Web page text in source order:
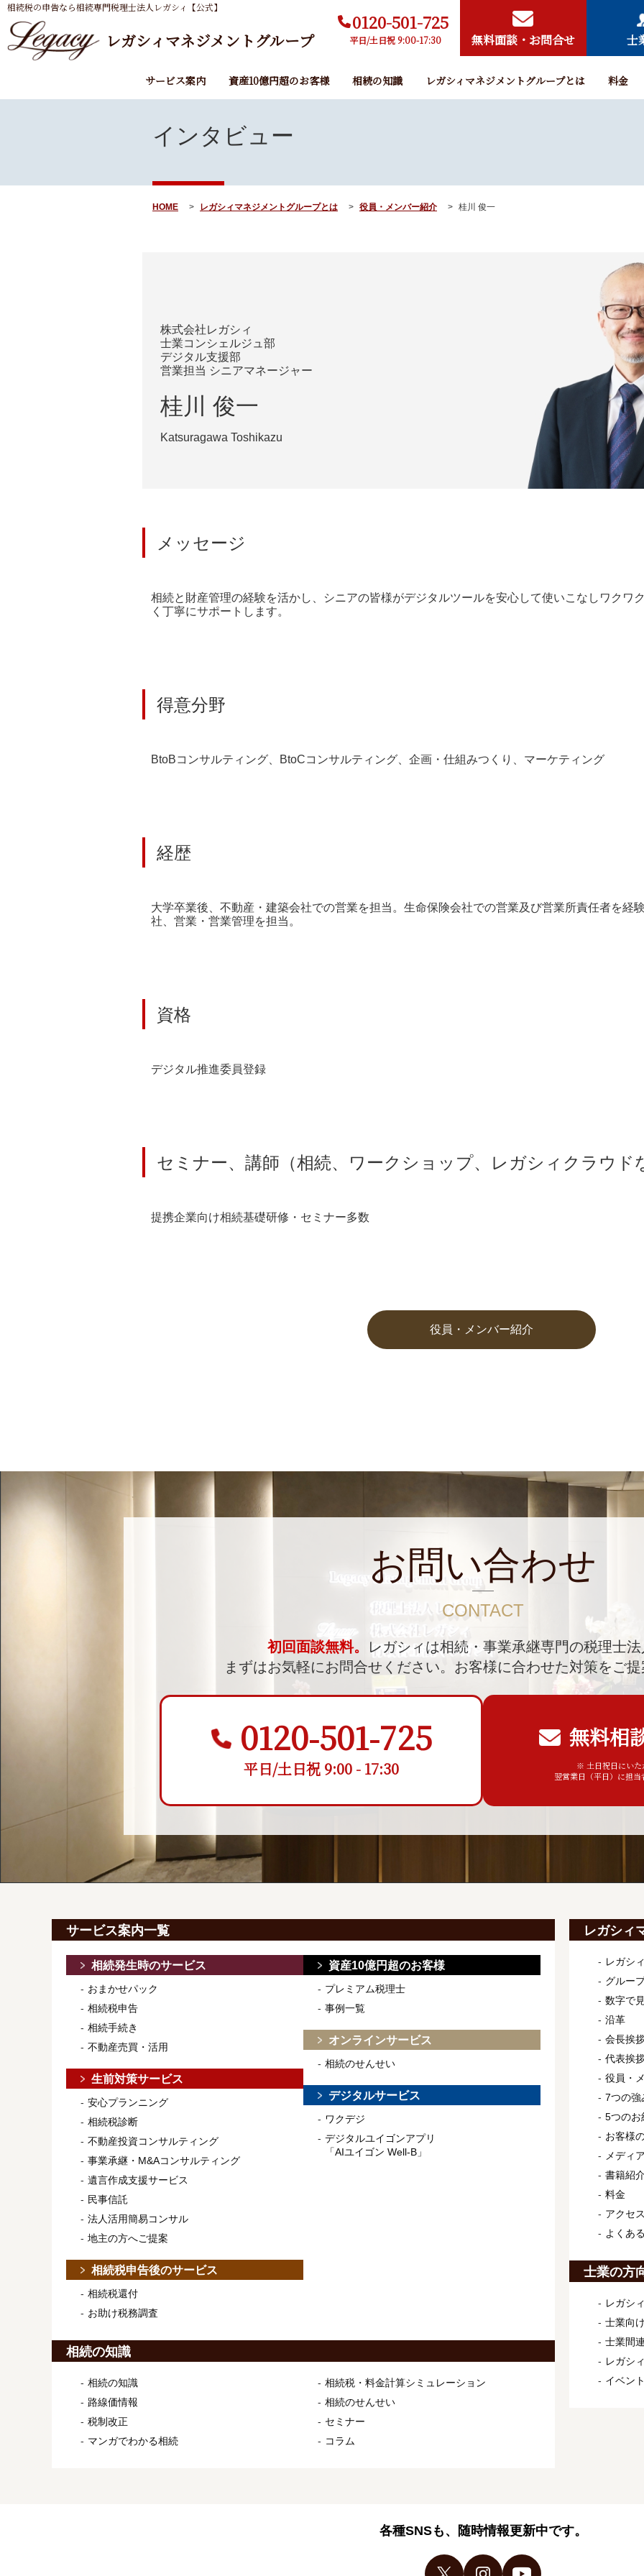
相続税の申告なら相続専門税理士法人レガシィ【公式】
レガシィマネジメントグループ
0120-501-725
平日/土日祝 9:00-17:30 無料面談・お問合せ 士
サービス案内 資産10億円超のお客様 相続の知識 レガシィマネジメントグループとは 料金
インタビュー
HOME レガシィマネジメントグループとは 役員・メンバー紹介 桂川 俊一
株式会社レガシィ
士業コンシェルジュ部
デジタル支援部
営業担当 シニアマネージャー
桂川 俊一
Katsuragawa Toshikazu
メッセージ
相続と財産管理の経験を活かし、シニアの皆様がデジタルツールを安心して使いこなしワクワ
く丁寧にサポートします。
得意分野
BtoBコンサルティング、BtoCコンサルティング、企画・仕組みつくり、マーケティング
経歴
大学卒業後、不動産・建築会社での営業を担当。生命保険会社での営業及び営業所責任者を経
社、営業・営業管理を担当。
資格
デジタル推進委員登録
セミナー、講師（相続、ワークショップ、レガシィクラウド
提携企業向け相続基礎研修・セミナー多数
役員・メンバー紹介
お問い合わせ
CONTACT
初回面談無料。
レガシィは相続・事業承継専門の税理士
まずはお気軽にお問合せください。 お客様に合わせた対策をご
0120-501-725
平日/土日祝 9:00 - 17:30
無料相
※ 土日祝日にいた
翌営業日（平日）に担
サービス案内一覧
相続発生時のサービス
おまかせパック
相続税申告
相続手続き
不動産売買・活用
生前対策サービス
安心プランニング
相続税診断
不動産投資コンサルティング
事業承継・M&Aコンサルティング
遺言作成支援サービス
民事信託
法人活用簡易コンサル
地主の方へご提案
相続税申告後のサービス
相続税還付
お助け税務調査
資産10億円超のお客様
プレミアム税理士
事例一覧
オンラインサービス
相続のせんせい
デジタルサービス
ワクデジ
デジタルユイゴンアプリ
「AIユイゴン Well-B」
相続の知識
相続の知識
路線価情報
税制改正
マンガでわかる相続
相続税・料金計算シミュレーション
相続のせんせい
セミナー
コラム
レガシィ
レガシ
グルー
数字で
沿革
会長挨
代表挨
役員・
7つの強
5つのお
お客様
メディ
書籍紹
料金
アクセ
よくあ
士業の方
レガシ
士業向
士業間
レガシ
イベン
各種SNSも、随時情報更新中です。